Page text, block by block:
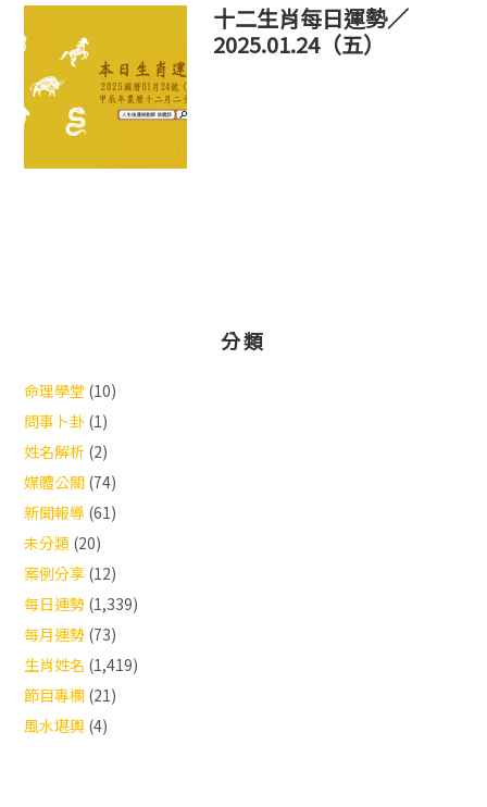
十二生肖每日運勢／
2025.01.24（五）
分類
命理學堂 (10)
問事卜卦 (1)
姓名解析 (2)
媒體公關 (74)
新聞報導 (61)
未分類 (20)
案例分享 (12)
每日運勢 (1,339)
每月運勢 (73)
生肖姓名 (1,419)
節目專欄 (21)
風水堪輿 (4)